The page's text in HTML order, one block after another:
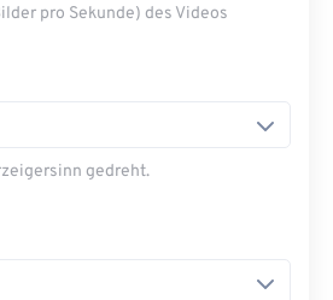
pro Sekunde) des Videos
gedreht.